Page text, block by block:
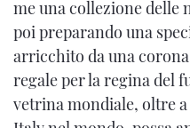
me una collezione delle
poi preparando una
arricchito da una
regale per la regina del
vetrina mondiale, oltre